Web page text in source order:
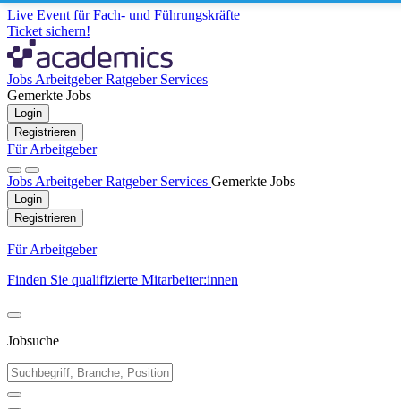
Live Event für Fach- und Führungskräfte
Ticket sichern!
Jobs ArbeitgeberRatgeber Services
Gemerkte Jobs
Login
Registrieren
Für Arbeitgeber
Jobs ArbeitgeberRatgeber Services Gemerkte Jobs
Login
Registrieren
Für Arbeitgeber
Finden Sie qualifizierte Mitarbeiter:innen
Jobsuche